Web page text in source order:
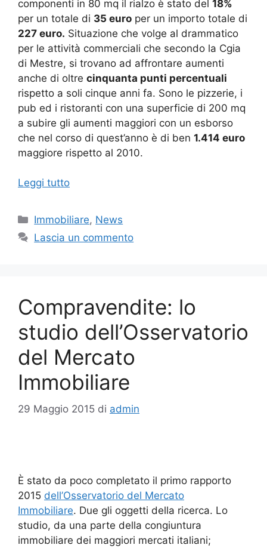
componenti in 80 mq il rialzo è stato del 18%
per un totale di 35 euro per un importo totale di
227 euro. Situazione che volge al drammatico
per le attività commerciali che secondo la Cgia
di Mestre, si trovano ad affrontare aumenti
anche di oltre cinquanta punti percentuali
rispetto a soli cinque anni fa. Sono le pizzerie, i
pub ed i ristoranti con una superficie di 200 mq
a subire gli aumenti maggiori con un esborso
che nel corso di quest’anno è di ben 1.414 euro
maggiore rispetto al 2010.
Leggi tutto
Categorie
Immobiliare, News
Lascia un commento
Compravendite: lo
studio dell’Osservatorio
del Mercato
Immobiliare
29 Maggio 2015 di admin
È stato da poco completato il primo rapporto
2015 dell’Osservatorio del Mercato
Immobiliare. Due gli oggetti della ricerca. Lo
studio, da una parte della congiuntura
immobiliare dei maggiori mercati italiani;